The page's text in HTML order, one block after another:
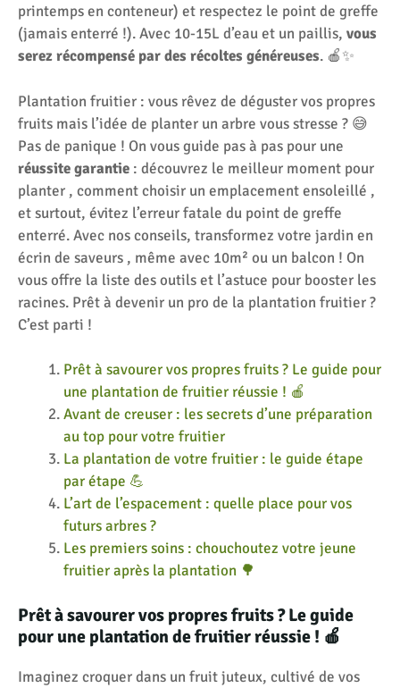
printemps en conteneur) et respectez le point de greffe
(jamais enterré !). Avec 10-15L d’eau et un paillis, vous
serez récompensé par des récoltes généreuses. 🍎✨
Plantation fruitier : vous rêvez de déguster vos propres
fruits mais l’idée de planter un arbre vous stresse ? 😅
Pas de panique ! On vous guide pas à pas pour une
réussite garantie : découvrez le meilleur moment pour
planter , comment choisir un emplacement ensoleillé ,
et surtout, évitez l’erreur fatale du point de greffe
enterré. Avec nos conseils, transformez votre jardin en
écrin de saveurs , même avec 10m² ou un balcon ! On
vous offre la liste des outils et l’astuce pour booster les
racines. Prêt à devenir un pro de la plantation fruitier ?
C’est parti !
Prêt à savourer vos propres fruits ? Le guide pour
une plantation de fruitier réussie ! 🍎
Avant de creuser : les secrets d’une préparation
au top pour votre fruitier
La plantation de votre fruitier : le guide étape
par étape 💪
L’art de l’espacement : quelle place pour vos
futurs arbres ?
Les premiers soins : chouchoutez votre jeune
fruitier après la plantation 🌳
Prêt à savourer vos propres fruits ? Le guide
pour une plantation de fruitier réussie ! 🍎
Imaginez croquer dans un fruit juteux, cultivé de vos